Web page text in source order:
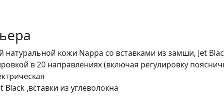
кожи Nappa со вставками из замши, Jet
в 20 направлениях (включая регулировку
,вставки из углеволокна